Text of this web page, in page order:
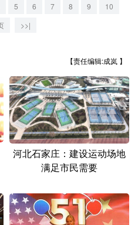
福建
重庆
云南 西藏
青海 宁夏
黑龙江
Français عربى
5 6 7 8 9
10
>>|
【责任编辑:成岚 】
河北石家庄：建设运动场地
满足市民需要